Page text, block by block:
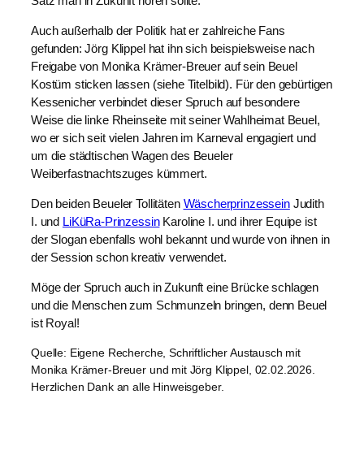
Auch außerhalb der Politik hat er zahlreiche Fans
gefunden: Jörg Klippel hat ihn sich beispielsweise nach
Freigabe von Monika Krämer-Breuer auf sein Beuel
Kostüm sticken lassen (siehe Titelbild). Für den gebürtigen
Kessenicher verbindet dieser Spruch auf besondere
Weise die linke Rheinseite mit seiner Wahlheimat Beuel,
wo er sich seit vielen Jahren im Karneval engagiert und
um die städtischen Wagen des Beueler
Weiberfastnachtszuges kümmert.
Den beiden Beueler Tollitäten WäscherprinzesseinJudith
I. und LiKüRa-PrinzessinKaroline I. und ihrer Equipe ist
der Slogan ebenfalls wohl bekannt und wurde von ihnen in
der Session schon kreativ verwendet.
Möge der Spruch auch in Zukunft eine Brücke schlagen
und die Menschen zum Schmunzeln bringen, denn Beuel
ist Royal!
Quelle: Eigene Recherche, Schriftlicher Austausch mit
Monika Krämer-Breuer und mit Jörg Klippel, 02.02.2026.
Herzlichen Dank an alle Hinweisgeber.